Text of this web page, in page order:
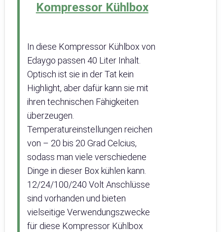
Kompressor Kühlbox
In diese Kompressor Kühlbox von
Edaygo passen 40 Liter Inhalt.
Optisch ist sie in der Tat kein
Highlight, aber dafür kann sie mit
ihren technischen Fähigkeiten
überzeugen.
Temperatureinstellungen reichen
von – 20 bis 20 Grad Celcius,
sodass man viele verschiedene
Dinge in dieser Box kühlen kann.
12/24/100/240 Volt Anschlüsse
sind vorhanden und bieten
vielseitige Verwendungszwecke
für diese Kompressor Kühlbox